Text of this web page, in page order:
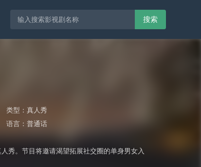
搜索
类型： 真人秀
语言： 普通话
秀。节目将邀请渴望拓展社交圈的单身男女入